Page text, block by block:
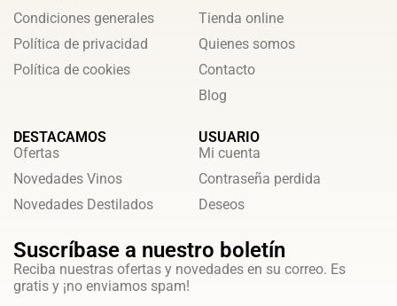
Condiciones generales
Política de privacidad
Política de cookies
Tienda online
Quienes somos
Contacto
Blog
DESTACAMOS
Ofertas
Novedades Vinos
Novedades Destilados
USUARIO
Mi cuenta
Contraseña perdida
Deseos
Suscríbase a nuestro boletín
Reciba nuestras ofertas y novedades en su correo. Es
gratis y ¡no enviamos spam!